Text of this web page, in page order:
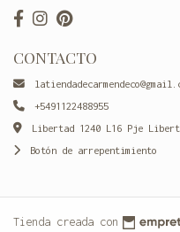
CONTACTO
+5491122488955
Libertad 1240 L16 Pje
Botón de arrepentimiento
Tienda creada con